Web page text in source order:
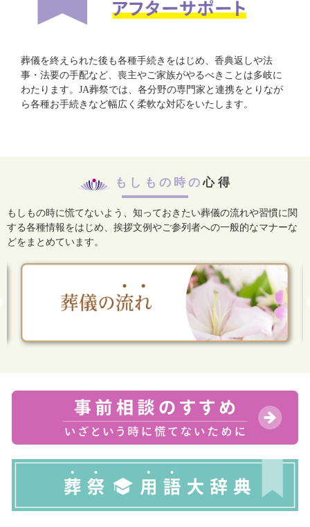
葬儀を終えられた後も各種手続きをはじめ、香典返しや法
事・法要の手配など、喪主やご家族がやるべきことは多岐に
わたります。JA葬祭では、各分野の専門家と連携をとりなが
ら各種お手続きなど幅広く柔軟な対応をいたします。
もしもの時の心得
もしもの時に慌てないよう、知っておきたい葬儀の流れや習慣に関
する各種情報をはじめ、 挨拶文例やご参列者への一般的なマナーな
どをまとめています。